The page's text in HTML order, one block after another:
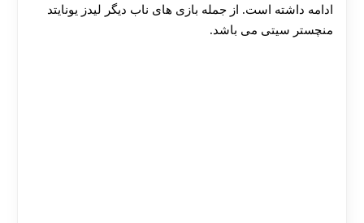
ادامه داشته است. از جمله بازی های ناب دیگر لیدز یونایتد
منچستر سیتی می باشد.